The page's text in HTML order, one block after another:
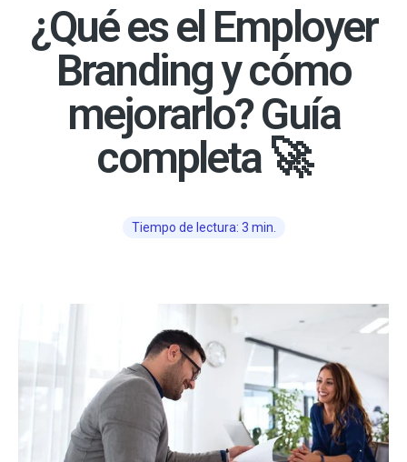
¿Qué es el Employer
Branding y cómo
mejorarlo? Guía
completa 🚀
Tiempo de lectura: 3 min.